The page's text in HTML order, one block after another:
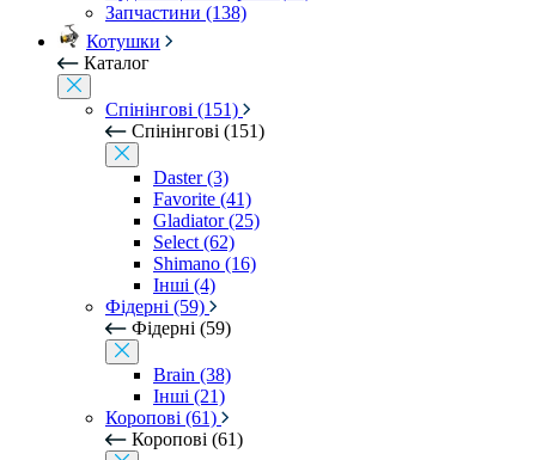
Запчастини (138)
Котушки
Каталог
Спінінгові (151)
Спінінгові (151)
Daster (3)
Favorite (41)
Gladiator (25)
Select (62)
Shimano (16)
Інші (4)
Фідерні (59)
Фідерні (59)
Brain (38)
Інші (21)
Коропові (61)
Коропові (61)